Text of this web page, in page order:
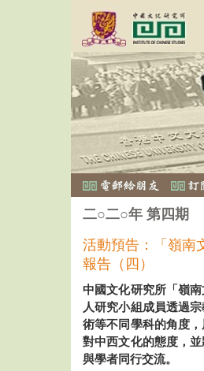
二○二○年 第四期
活動預告：「嶺
報告（四）
中國文化研究所「嶺
人研究小組成員透過
術等不同學科的角度
對中西文化的態度，
與學者同行交流。